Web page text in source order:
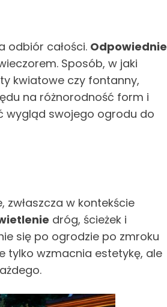
odbiór całości. Odpowiednie
Sposób, w jaki
kwiatowe czy fontanny,
na różnorodność form i
wygląd swojego ogrodu do
zwłaszcza w kontekście
dróg, ścieżek i
się po ogrodzie po zmroku
tylko wzmacnia estetykę, ale